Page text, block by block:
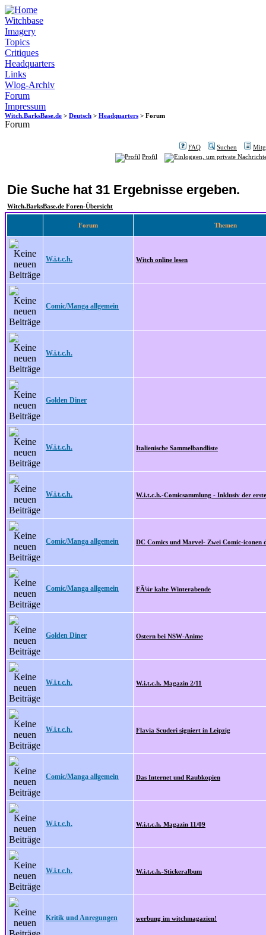
Witchbase
Imagery
Topics
Critiques
Headquarters
Links
Wlog-Archiv
Forum
Impressum
Witch.BarksBase.de > Deutsch > Headquarters > Forum
Forum
FAQ Suchen
Profil
Die Suche hat 31 Ergebnisse ergeben.
Witch.BarksBase.de Foren-Übersicht
Forum Themen
W.i.t.c.h. Witch online lesen
Comic/Manga allgemein
W.i.t.c.h.
Golden Diner
W.i.t.c.h. Italienische Sammelbandliste
W.i.t.c.h. W.i.t.c.h.-Comicsammlung - Inklusiv der
Comic/Manga allgemein DC Comics und Marvel- Zwei Comic-iconen
Comic/Manga allgemein FÃ¼r kalte Winterabende
Golden Diner Ostern bei NSW-Anime
W.i.t.c.h. W.i.t.c.h. Magazin 2/11
W.i.t.c.h. Flavia Scuderi signiert in Leipzig
Comic/Manga allgemein Das Internet und Raubkopien
W.i.t.c.h. W.i.t.c.h. Magazin 11/09
W.i.t.c.h. W.i.t.c.h.-Stickeralbum
Kritik und Anregungen werbung im witchmagazien!